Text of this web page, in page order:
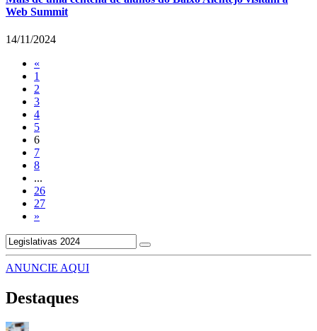
Web Summit
14/11/2024
«
1
2
3
4
5
6
7
8
...
26
27
»
ANUNCIE AQUI
Destaques